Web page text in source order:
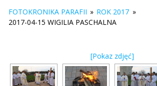
FOTOKRONIKA PARAFII » ROK 2017 »
2017-04-15 WIGILIA PASCHALNA
[Pokaz zdjęć]